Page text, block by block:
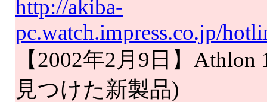
http://akiba-
pc.watch.impress.co.jp/
【2002年2月9日】
見つけた新製品)